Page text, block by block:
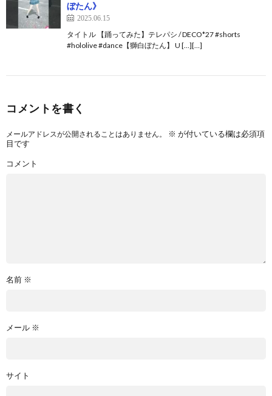
ぼたん》
2025.06.15
タイトル 【踊ってみた】テレパシ / DECO*27 #shorts
#hololive #dance【獅白ぼたん】 U […][…]
コメントを書く
メールアドレスが公開されることはありません。 ※ が付いている欄は必須項
目です
コメント
名前 ※
メール ※
サイト